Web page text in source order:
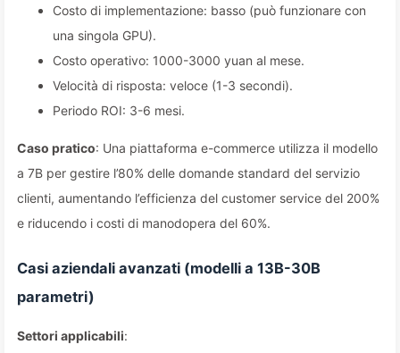
Costo di implementazione: basso (può funzionare con
una singola GPU).
Costo operativo: 1000-3000 yuan al mese.
Velocità di risposta: veloce (1-3 secondi).
Periodo ROI: 3-6 mesi.
Caso pratico: Una piattaforma e-commerce utilizza il modello
a 7B per gestire l’80% delle domande standard del servizio
clienti, aumentando l’efficienza del customer service del 200%
e riducendo i costi di manodopera del 60%.
Casi aziendali avanzati (modelli a 13B-30B
parametri)
Settori applicabili: